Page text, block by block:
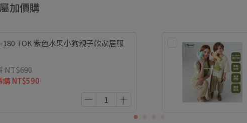
加價購
180 TOK 紫色水果小狗親子款家居服
NT$690
購 NT$590